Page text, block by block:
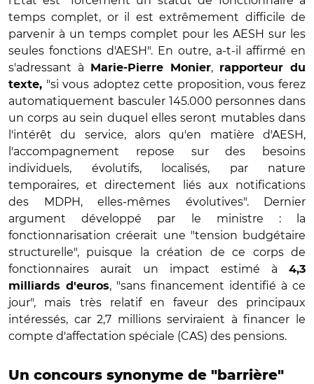
temps complet, or il est extrêmement difficile de
parvenir à un temps complet pour les AESH sur les
seules fonctions d'AESH". En outre, a-t-il affirmé en
s'adressant à
Marie-Pierre Monier,
rapporteur du
texte, "si vous adoptez cette proposition, vous ferez
automatiquement basculer 145.000 personnes dans
un corps au sein duquel elles seront mutables dans
l'intérêt du service, alors qu'en matière d'AESH,
l'accompagnement repose sur des besoins
individuels, évolutifs, localisés, par nature
temporaires, et directement liés aux notifications
des MDPH, elles-mêmes évolutives". Dernier
argument développé par le ministre : la
fonctionnarisation créerait une "tension budgétaire
structurelle", puisque la création de ce corps de
fonctionnaires aurait un impact estimé à 4,3
milliards d'euros, "sans financement identifié à ce
jour", mais très relatif en faveur des principaux
intéressés, car 2,7 millions serviraient à financer le
compte d'affectation spéciale (CAS) des pensions.
Un concours synonyme de "barrière"